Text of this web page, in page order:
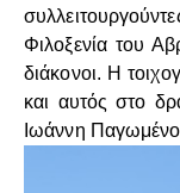
Φιλοξενία του
διάκονοι. Η
και αυτός στο
Ιωάννη